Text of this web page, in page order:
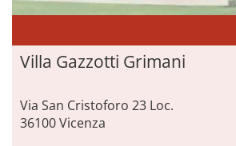
Villa Gazzotti Grimani
Via San Cristoforo 23 Loc.
36100 Vicenza